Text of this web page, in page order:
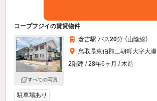
コープフジイの賃貸物件
すべての写真
倉吉駅 バス20分 （山陰線）
鳥取県東伯郡三朝町大字大瀬
2階建 / 28年6ヶ月 / 木造
駐車場あり